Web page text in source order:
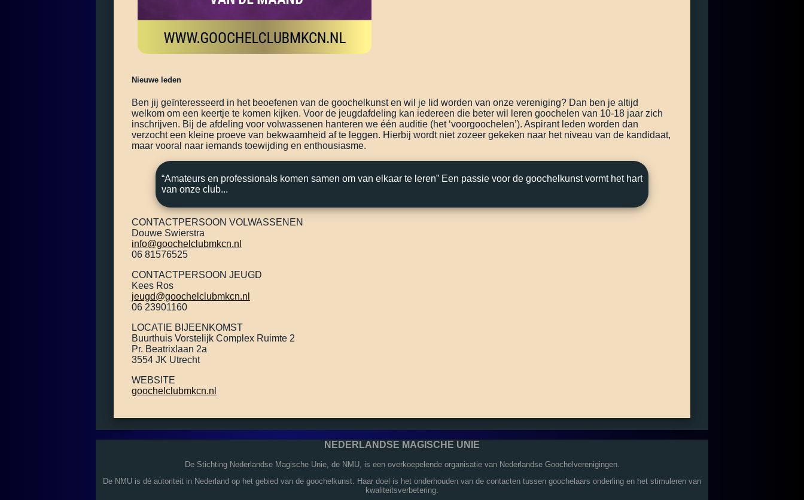
Nieuwe leden
Ben jij geïnteresseerd in het beoefenen van de goochelkunst en wil je lid worden van onze vereniging? Dan ben je altijd
welkom om een keertje te komen kijken. Voor de jeugdafdeling kan iedereen die beter wil leren goochelen van 10-18 jaar zich
inschrijven. Bij de afdeling voor volwassenen hanteren we één auditie (het ‘voorgoochelen’). Aspirant leden worden dan
verzocht een kleine proeve van bekwaamheid af te leggen. Hierbij wordt niet zozeer gekeken naar het niveau van de kandidaat,
maar vooral naar iemands toewijding en enthousiasme.
“Amateurs en professionals komen samen om van elkaar te leren” Een passie voor de goochelkunst vormt het hart
van onze club...
CONTACTPERSOON VOLWASSENEN
Douwe Swierstra
info@goochelclubmkcn.nl
06 81576525
CONTACTPERSOON JEUGD
Kees Ros
jeugd@goochelclubmkcn.nl
06 23901160
LOCATIE BIJEENKOMST
Buurthuis Vorstelijk Complex Ruimte 2
Pr. Beatrixlaan 2a
3554 JK Utrecht
WEBSITE
goochelclubmkcn.nl
NEDERLANDSE MAGISCHE UNIE
De Stichting Nederlandse Magische Unie, de NMU, is een overkoepelende organisatie van Nederlandse Goochelverenigingen.
De NMU is dé autoriteit in Nederland op het gebied van de goochelkunst. Haar doel is het onderhouden van de contacten tussen goochelaars onderling en het stimuleren van
kwaliteitsverbetering.